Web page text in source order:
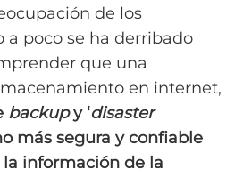
de los
a poco se ha derribado
que una
en internet,
backupy ‘disaster
más segura y confiable
información de la